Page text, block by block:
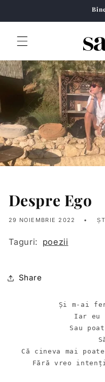
Despre Ego
29 NOIEMBRIE 2022
Taguri: poezii
Share
Și m-ai
Iar eu
Sau
Că cineva mai
Fără vreo